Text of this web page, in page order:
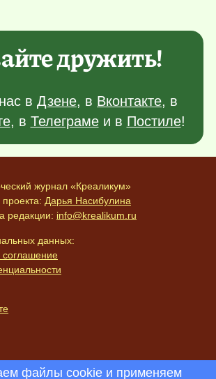
дружить!
в Дзене, в Вконтакте, в
, в Телеграмеи в Постиле!
журнал «Креаликум»
Дарья Насибулина
редакции: info@krealikum.ru
данных:
соглашение
файлы cookie и применяем